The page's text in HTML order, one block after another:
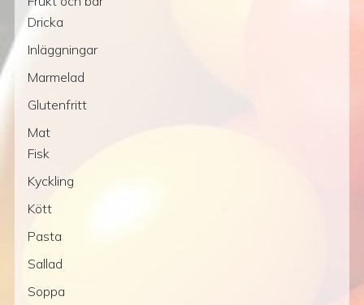
Dricka
Inläggningar
Marmelad
Glutenfritt
Mat
Fisk
Kyckling
Kött
Pasta
Sallad
Soppa